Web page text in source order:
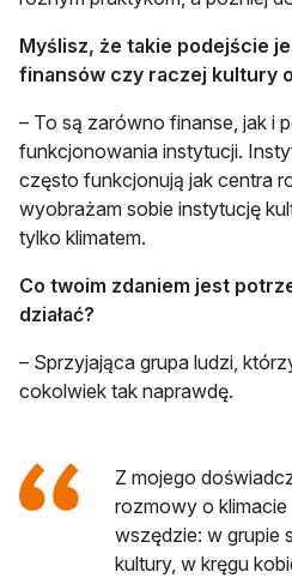
Myślisz, że takie podejście
finansów czy raczej kultury
– To są zarówno finanse, jak i
funkcjonowania instytucji.
często funkcjonują jak centra
wyobrażam sobie instytucję
tylko klimatem.
Co twoim zdaniem jest
działać?
– Sprzyjająca grupa ludzi,
cokolwiek tak naprawdę.
Z mojego
rozmowy o
wszędzie: w grupie
kultury, w kręgu